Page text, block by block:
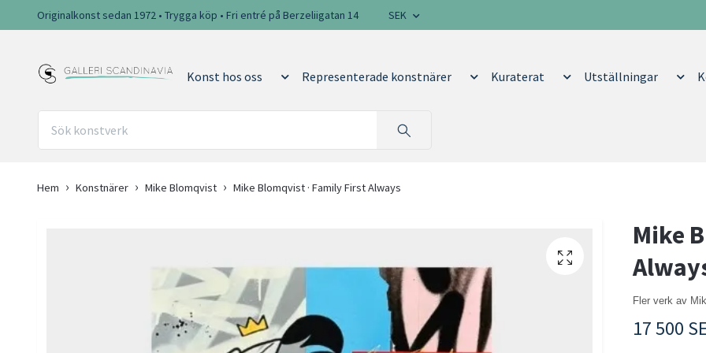
Originalkonst sedan 1972 • Trygga köp • Fri entré på Berzeliigatan 14 SEK
Konst hos oss Representerade konstnärer Kuraterat Utställningar
Hem Konstnärer Mike Blomqvist Mike Blomqvist · Family First Always
Mike
Fler verk av
17 500